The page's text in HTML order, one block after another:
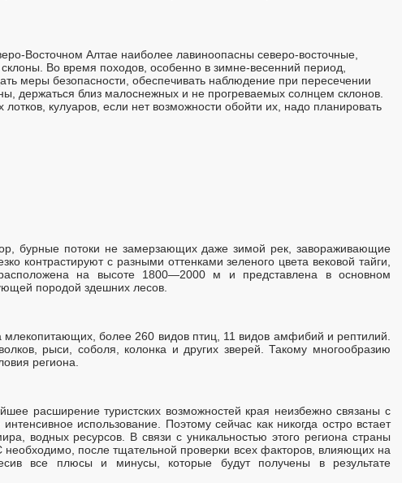
Восточном Алтае наиболее лавиноопасны северо-восточные,
Во время походов, особенно в зимне-весенний период,
меры безопасности, обеспечивать наблюдение при пересечении
держаться близ малоснежных и не прогреваемых солнцем склонов.
кулуаров, если нет возможности обойти их, надо планировать
бурные потоки не замерзающих даже зимой рек, завораживающие
контрастируют с разными оттенками зеленого цвета вековой тайги,
на высоте 1800—2000 м и представлена в основном
породой здешних лесов.
более 260 видов птиц, 11 видов амфибий и рептилий.
рыси, соболя, колонка и других зверей. Такому многообразию
региона.
расширение туристских возможностей края неизбежно связаны с
использование. Поэтому сейчас как никогда остро встает
водных ресурсов. В связи с уникальностью этого региона страны
необходимо, после тщательной проверки всех факторов, влияющих на
все плюсы и минусы, которые будут получены в результате